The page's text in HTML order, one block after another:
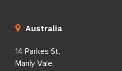
Australia
14 Parkes St,
Manly Vale,